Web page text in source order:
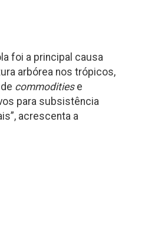
foi a principal causa
arbórea nos trópicos,
commoditiese
para subsistência
acrescenta a